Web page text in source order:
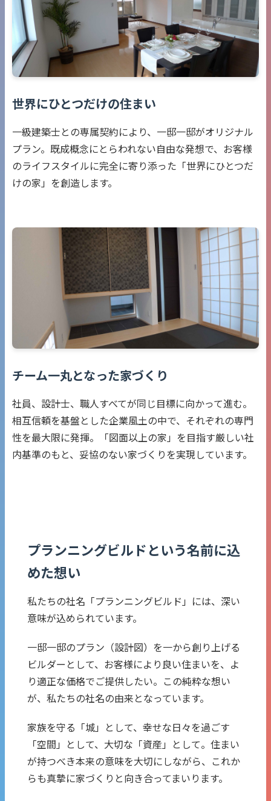
世界にひとつだけの住まい
一級建築士との専属契約により、一邸一邸がオリジナル
プラン。既成概念にとらわれない自由な発想で、お客様
のライフスタイルに完全に寄り添った「世界にひとつだ
けの家」を創造します。
チーム一丸となった家づくり
社員、設計士、職人すべてが同じ目標に向かって進む。
相互信頼を基盤とした企業風土の中で、それぞれの専門
性を最大限に発揮。「図面以上の家」を目指す厳しい社
内基準のもと、妥協のない家づくりを実現しています。
プランニングビルドという名前に込
めた想い
私たちの社名「プランニングビルド」には、深い
意味が込められています。
一邸一邸のプラン（設計図）を一から創り上げる
ビルダーとして、お客様により良い住まいを、よ
り適正な価格でご提供したい。この純粋な想い
が、私たちの社名の由来となっています。
家族を守る「城」として、幸せな日々を過ごす
「空間」として、大切な「資産」として。住まい
が持つべき本来の意味を大切にしながら、これか
らも真摯に家づくりと向き合ってまいります。